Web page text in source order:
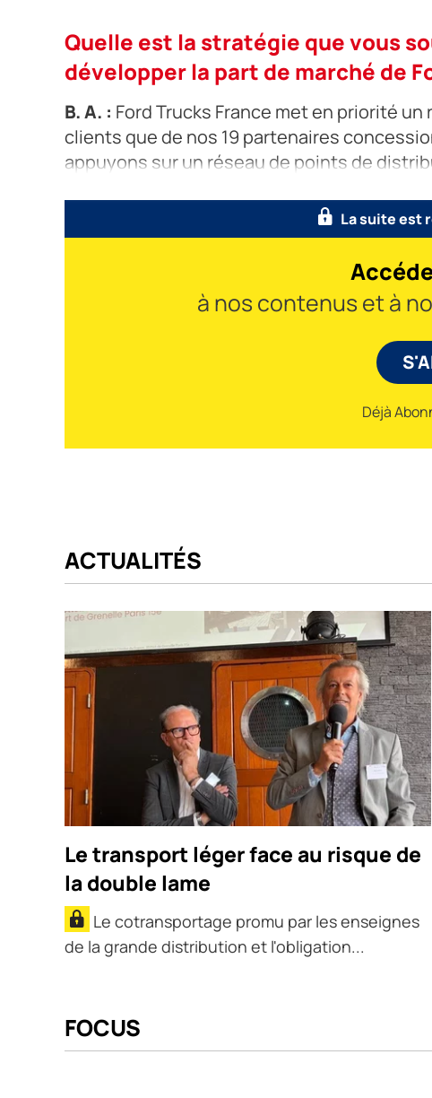
Quelle est la stratégie que vous
développer la part de marché de
B. A. : Ford Trucks France met en priorité
clients que de nos 19 partenaires
appuyons sur un réseau de points de
La suite est
à nos contenus et à
Déjà
ACTUALITÉS
Le transport léger face au risque de
la double lame
Le cotransportage promu par les enseignes
de la grande distribution et l'obligation...
FOCUS